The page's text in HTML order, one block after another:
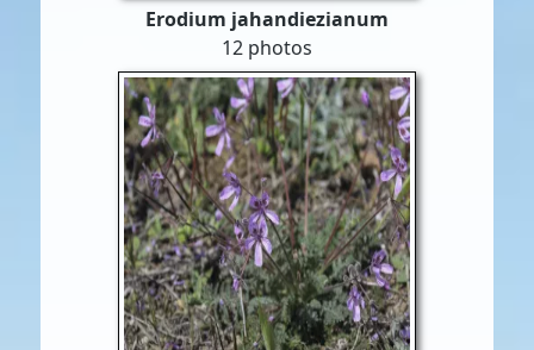
Erodium jahandiezianum
12 photos